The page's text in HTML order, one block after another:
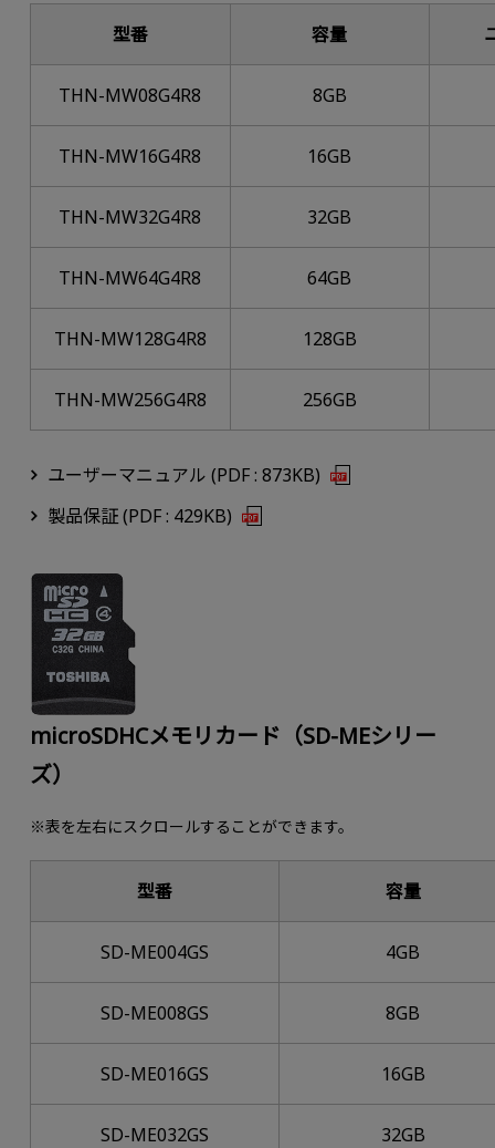
型番 容量
THN-MW08G4R8 8GB
THN-MW16G4R8 16GB
THN-MW32G4R8 32GB
THN-MW64G4R8 64GB
THN-MW128G4R8 128GB
THN-MW256G4R8 256GB
ユーザーマニュアル (PDF : 873KB)
製品保証 (PDF : 429KB)
microSDHCメモリカード（SD-MEシリー
ズ）
※表を左右にスクロールすることができます。
型番 容量
SD-ME004GS 4GB
SD-ME008GS 8GB
SD-ME016GS 16GB
SD-ME032GS 32GB